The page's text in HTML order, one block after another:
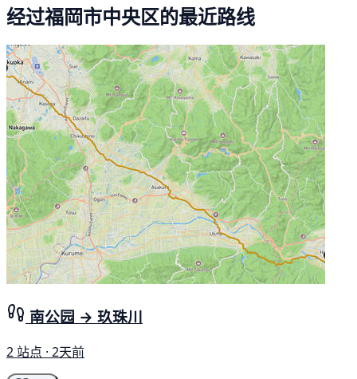
经过福岡市中央区的最近路线
南公园 → 玖珠川
2 站点 · 2天前